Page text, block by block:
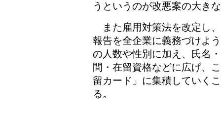
うというのが改悪案の大き
また雇用対策法を改定し
報告を全企業に義務づけよ
の人数や性別に加え、氏名
間・在留資格などに広げ、
留カード」に集積していく
る。